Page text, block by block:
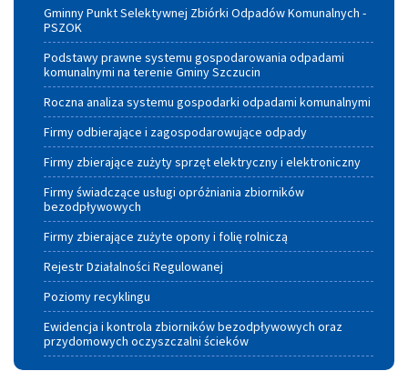
Gminny Punkt Selektywnej Zbiórki Odpadów Komunalnych -
PSZOK
Podstawy prawne systemu gospodarowania odpadami
komunalnymi na terenie Gminy Szczucin
Roczna analiza systemu gospodarki odpadami komunalnymi
Firmy odbierające i zagospodarowujące odpady
Firmy zbierające zużyty sprzęt elektryczny i elektroniczny
Firmy świadczące usługi opróżniania zbiorników
bezodpływowych
Firmy zbierające zużyte opony i folię rolniczą
Rejestr Działalności Regulowanej
Poziomy recyklingu
Ewidencja i kontrola zbiorników bezodpływowych oraz
przydomowych oczyszczalni ścieków